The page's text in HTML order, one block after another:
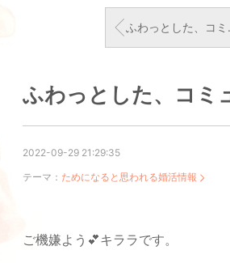
ふわっとした、コミュ力なるものの正体 2
ふわっとした、コミ
2022-09-29 21:29:35
テーマ： ためになると思われる婚活情報
ご機嫌よう💕キララです。